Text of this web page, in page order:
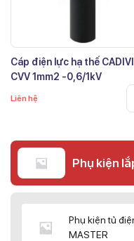
Cáp điện lực hạ thế CADIVI
CVV 1mm2 -0,6/1kV
Liên hệ
Phụ kiện
Phụ kiện tủ
MASTER